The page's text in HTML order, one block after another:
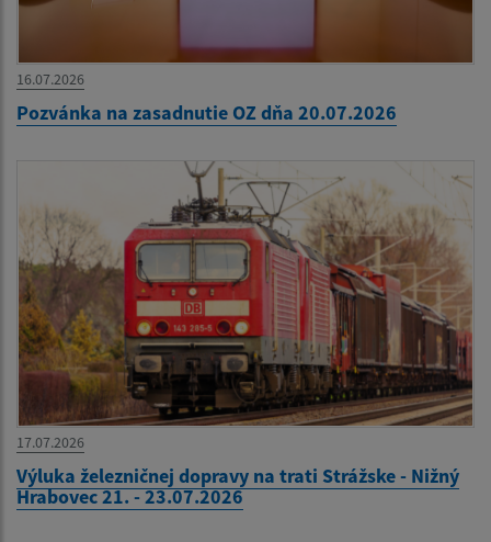
16.07.2026
Pozvánka na zasadnutie OZ dňa 20.07.2026
17.07.2026
Výluka železničnej dopravy na trati Strážske - Nižný
Hrabovec 21. - 23.07.2026